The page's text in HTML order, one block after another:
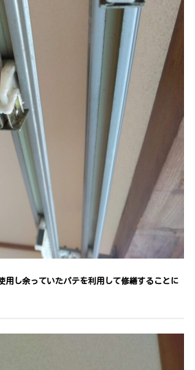
用し余っていたパテを利用して修繕することに